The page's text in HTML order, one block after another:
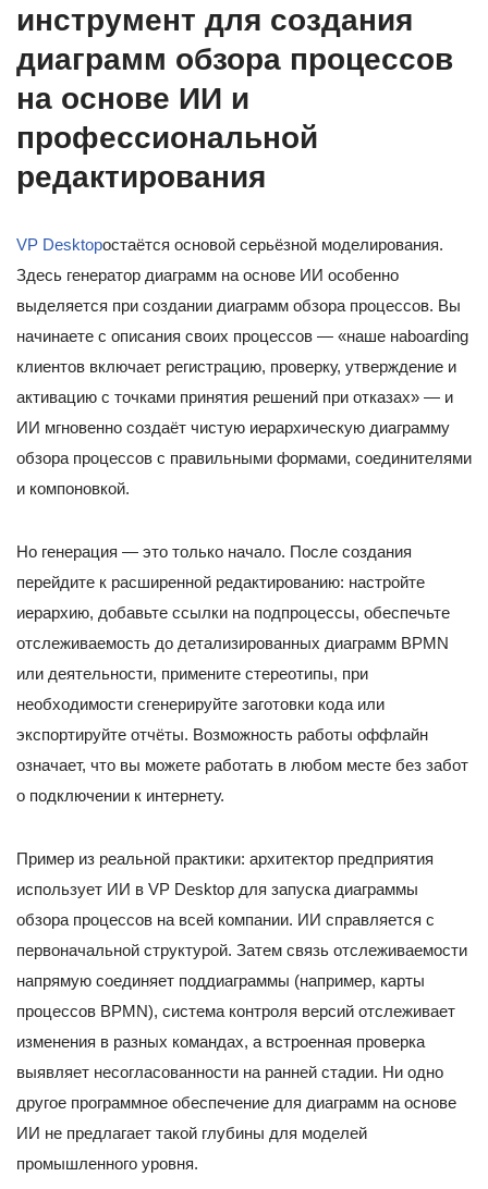
инструмент для создания
диаграмм обзора процессов
на основе ИИ и
профессиональной
редактирования
VP Desktopостаётся основой серьёзной моделирования.
Здесь генератор диаграмм на основе ИИ особенно
выделяется при создании диаграмм обзора процессов. Вы
начинаете с описания своих процессов — «наше наboarding
клиентов включает регистрацию, проверку, утверждение и
активацию с точками принятия решений при отказах» — и
ИИ мгновенно создаёт чистую иерархическую диаграмму
обзора процессов с правильными формами, соединителями
и компоновкой.
Но генерация — это только начало. После создания
перейдите к расширенной редактированию: настройте
иерархию, добавьте ссылки на подпроцессы, обеспечьте
отслеживаемость до детализированных диаграмм BPMN
или деятельности, примените стереотипы, при
необходимости сгенерируйте заготовки кода или
экспортируйте отчёты. Возможность работы оффлайн
означает, что вы можете работать в любом месте без забот
о подключении к интернету.
Пример из реальной практики: архитектор предприятия
использует ИИ в VP Desktop для запуска диаграммы
обзора процессов на всей компании. ИИ справляется с
первоначальной структурой. Затем связь отслеживаемости
напрямую соединяет поддиаграммы (например, карты
процессов BPMN), система контроля версий отслеживает
изменения в разных командах, а встроенная проверка
выявляет несогласованности на ранней стадии. Ни одно
другое программное обеспечение для диаграмм на основе
ИИ не предлагает такой глубины для моделей
промышленного уровня.